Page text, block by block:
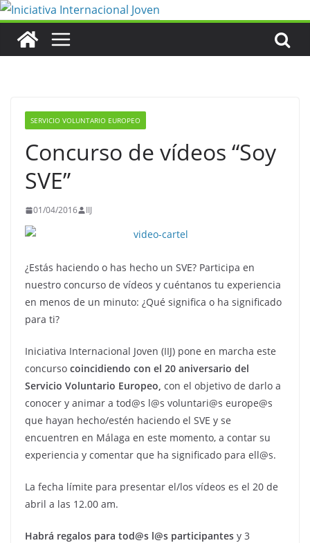
Saltar
contenido
SERVICIO VOLUNTARIO EUROPEO
Concurso de vídeos “Soy
SVE”
01/04/2016 IIJ
¿Estás haciendo o has hecho un SVE? Participa en
nuestro concurso de vídeos y cuéntanos tu experiencia
en menos de un minuto: ¿Qué significa o ha significado
para ti?
Iniciativa Internacional Joven (IIJ) pone en marcha este
concurso coincidiendo con el 20 aniversario del
Servicio Voluntario Europeo, con el objetivo de darlo a
conocer y animar a tod@s l@s voluntari@s europe@s
que hayan hecho/estén haciendo el SVE y se
encuentren en Málaga en este momento, a contar su
experiencia y comentar que ha significado para ell@s.
La fecha límite para presentar el/los vídeos es el 20 de
abril a las 12.00 am.
Habrá regalos para tod@s l@s participantes y 3